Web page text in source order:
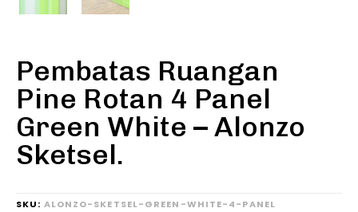
Pembatas Ruangan
Pine Rotan 4 Panel
Green White – Alonzo
Sketsel.
SKU: ALONZO-SKETSEL-GREEN-WHITE-4-PANEL